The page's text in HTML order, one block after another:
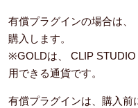
有償プラグインの場合は、
購入します。
※GOLDは、 CLIP STUDIO
用できる通貨です。
有償プラグインは、購入前